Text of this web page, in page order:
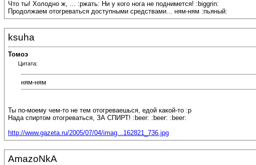
Что ты! Холодно ж, ... :ржать: Ни у кого нога не поднимется! :biggrin:
Продолжаем отогреваться доступными средствами... ням-ням :пьяный:
ksuha
Томоэ
Цитата:
ням-ням
Ты по-моему чем-то не тем отогреваешься, едой какой-то :p
Нада спиртом отогреваться, ЗА СПИРТ! :beer: :beer: :beer:
http://www.gazeta.ru/2005/07/04/imag...162821_736.jpg
AmazoNkA